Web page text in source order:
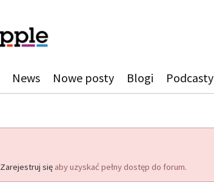
News Nowe posty Blogi Podcasty
Zarejestruj się aby uzyskać pełny dostęp do forum.